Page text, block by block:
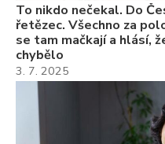
To nikdo nečekal. Do
řetězec. Všechno za
se tam mačkají a hlásí,
chybělo
3. 7. 2025